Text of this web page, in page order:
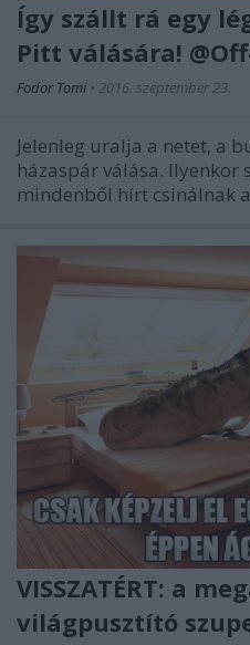
Így szállt rá egy
Pitt válására!
Fodor Tomi • 2016. szeptember 23.
Jelenleg uralja a netet, a
házaspár válása. Ilyenkor
mindenből hírt csinálnak
VISSZATÉRT: a
világpusztító